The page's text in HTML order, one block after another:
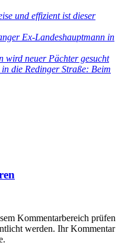
und effizient ist dieser
Ex-Landeshauptmann in
wird neuer Pächter gesucht
die Redinger Straße: Beim
Kommentarbereich prüfen
werden. Ihr Kommentar